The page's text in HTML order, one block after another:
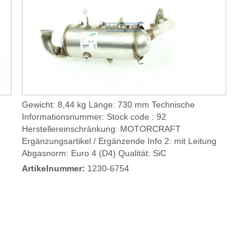
Gewicht: 8,44 kg Länge: 730 mm Technische
Informationsnummer: Stock code : 92
Herstellereinschränkung: MOTORCRAFT
Ergänzungsartikel / Ergänzende Info 2: mit Leitung
Abgasnorm: Euro 4 (D4) Qualität: SiC
Artikelnummer: 1230-6754